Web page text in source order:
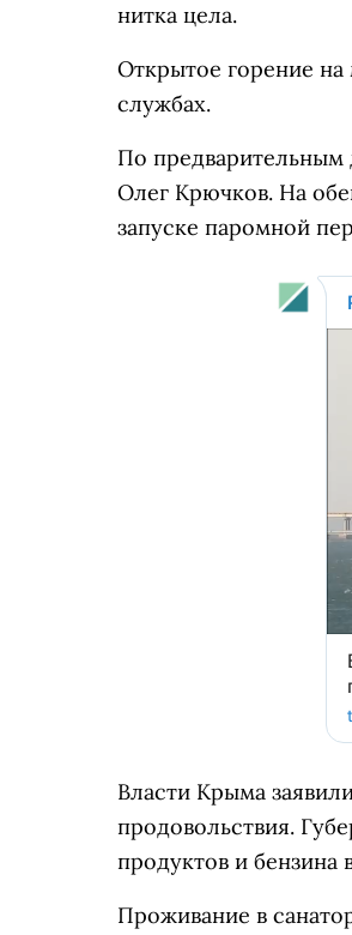
нитка цела.
Открытое горение
службах.
По предварительным
Олег Крючков. На
запуске паромной
Власти Крыма
продовольствия.
продуктов и бензина
Проживание в